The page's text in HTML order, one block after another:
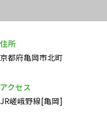
住所
京都府亀岡市北町
アクセス
JR嵯峨野線[亀岡]